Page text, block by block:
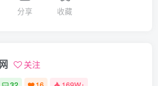
分享 收藏
关注